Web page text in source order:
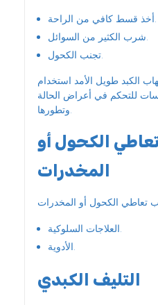
أخذ قسط كافي من الراحة.
شرب الكثير من السوائل.
تجنب الكحول.
الكبد طويل الأمد استخدام
للتحكم في أعراض الحالة
وتطورها.
الكحول أو
المخدرات
العلاجات السلوكية.
الأدوية.
التليف الكبدي